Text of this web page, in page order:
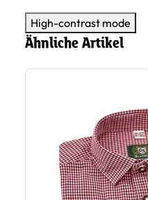
High-contrast mode
Ähnliche Artikel